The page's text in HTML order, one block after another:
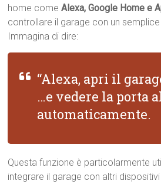
home comeAlexa, Google Home e
controllare il garage con un
Immagina di dire:
“Alexa, apri il
…e vedere la porta
automaticamente.
Questa funzione è particolarmente
integrare il garage con altri